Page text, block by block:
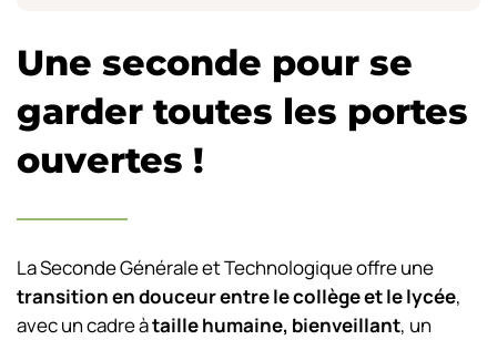
Une seconde pour se
garder toutes les portes
ouvertes !
La Seconde Générale et Technologique offreune
transition en douceur entre le collège et le lycée,
avec un cadre àtaille humaine, bienveillant, un